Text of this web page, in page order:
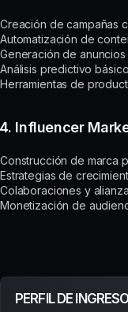
Creación de campañas
Automatización de
Generación de
Análisis predictivo básico
Herramientas de
4. Influencer
Construcción de marca
Estrategias de
Colaboraciones y
Monetización de
PERFIL DE